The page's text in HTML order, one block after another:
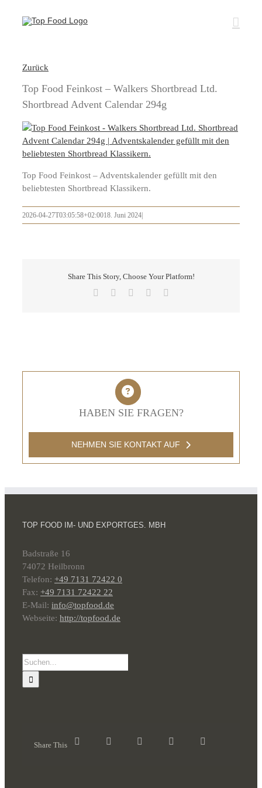
Inhalt
Zurück
Top Food Feinkost – Walkers Shortbread Ltd.
Shortbread Advent Calendar 294g
Top Food Feinkost – Adventskalender gefüllt mit den
beliebtesten Shortbread Klassikern.
2026-04-27T03:05:58+02:0018. Juni 2024
Share This Story, Choose Your Platform!
Facebook LinkedInPinterest
HABEN SIE FRAGEN?
NEHMEN SIE KONTAKT AUF
TOP FOOD IM- UND EXPORTGES. MBH
Badstraße 16
74072 Heilbronn
Telefon: +49 7131 72422 0
Fax: +49 7131 72422 22
E-Mail: info@topfood.de
Webseite: http://topfood.de
Suche
nach:
Share This